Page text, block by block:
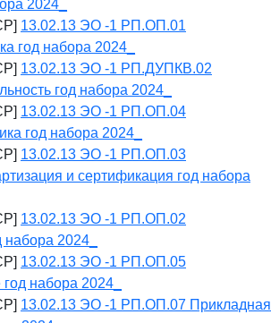
2024_
13.02.13 ЭО -1 РП.ОП.01
год набора 2024_
13.02.13 ЭО -1 РП.ДУПКВ.02
год набора 2024_
13.02.13 ЭО -1 РП.ОП.04
год набора 2024_
13.02.13 ЭО -1 РП.ОП.03
и сертификация год набора
13.02.13 ЭО -1 РП.ОП.02
набора 2024_
13.02.13 ЭО -1 РП.ОП.05
набора 2024_
13.02.13 ЭО -1 РП.ОП.07 Прикладная